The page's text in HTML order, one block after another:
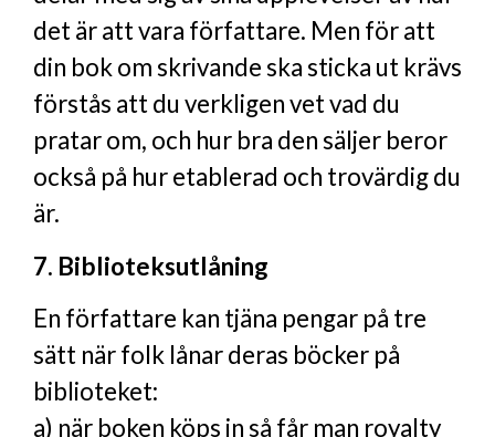
det är att vara författare. Men för att
din bok om skrivande ska sticka ut krävs
förstås att du verkligen vet vad du
pratar om, och hur bra den säljer beror
också på hur etablerad och trovärdig du
är.
7. Biblioteksutlåning
En författare kan tjäna pengar på tre
sätt när folk lånar deras böcker på
biblioteket:
a) när boken köps in så får man royalty